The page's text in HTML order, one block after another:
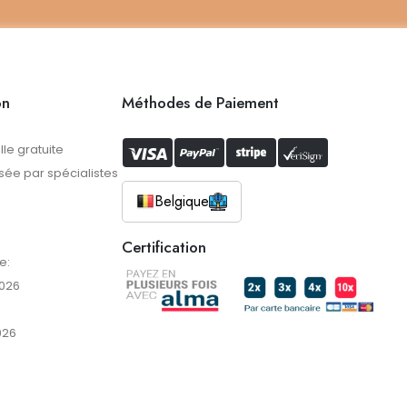
gratuite
par spécialistes
Méthodes de Paiement
Belgique
Certification